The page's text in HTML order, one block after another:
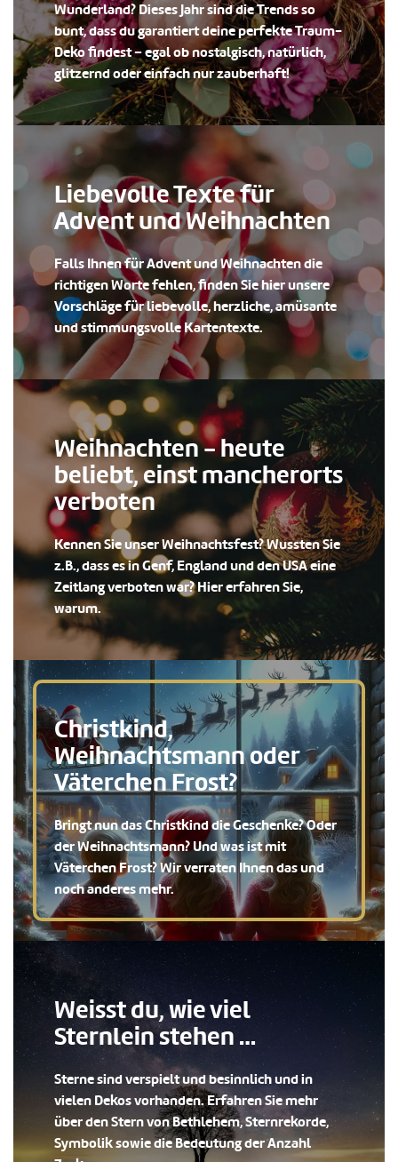
Wunderland? Dieses Jahr sind die Trends so
bunt, dass du garantiert deine perfekte Traum-
Deko findest – egal ob nostalgisch, natürlich,
glitzernd oder einfach nur zauberhaft!
Liebevolle Texte für
Advent und Weihnachten
Falls Ihnen für Advent und Weihnachten die
richtigen Worte fehlen, finden Sie hier unsere
Vorschläge für liebevolle, herzliche, amüsante
und stimmungsvolle Kartentexte.
Weihnachten - heute
beliebt, einst mancherorts
verboten
Kennen Sie unser Weihnachtsfest? Wussten Sie
z.B., dass es in Genf, England und den USA eine
Zeitlang verboten war? Hier erfahren Sie,
warum.
Christkind,
Weihnachtsmann oder
Väterchen Frost?
Bringt nun das Christkind die Geschenke? Oder
der Weihnachtsmann? Und was ist mit
Väterchen Frost? Wir verraten Ihnen das und
noch anderes mehr.
Weisst du, wie viel
Sternlein stehen …
Sterne sind verspielt und besinnlich und in
vielen Dekos vorhanden. Erfahren Sie mehr
über den Stern von Bethlehem, Sternrekorde,
Symbolik sowie die Bedeutung der Anzahl